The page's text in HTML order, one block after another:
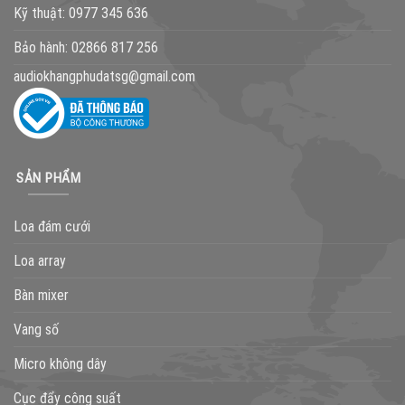
Kỹ thuật: 0977 345 636
Bảo hành: 02866 817 256
audiokhangphudatsg@gmail.com
SẢN PHẨM
Loa đám cưới
Loa array
Bàn mixer
Vang số
Micro không dây
Cục đẩy công suất